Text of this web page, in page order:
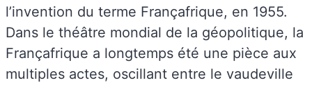
l’invention du terme Françafrique, en 1955.
Dans le théâtre mondial de la géopolitique, la
Françafrique a longtemps été une pièce aux
multiples actes, oscillant entre le vaudeville